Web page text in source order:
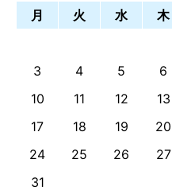
月
火 水 木
3
4 5 6
10
11 12 13
17
18 19 20
24
25 26 27
31